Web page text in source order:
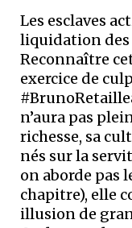
Les esclaves
liquidation des
Reconnaître
exercice de
n’aura pas
richesse, sa
nés sur la
on aborde pas
chapitre), elle
illusion de